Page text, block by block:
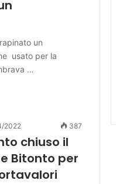
un
usato per la
…
2022 387
chiuso il
Bitonto per